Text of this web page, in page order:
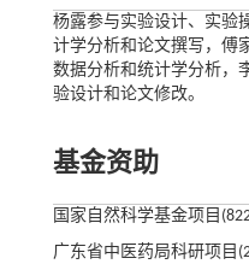
杨露参与实验设计、实验
计学分析和论文撰写，傅
数据分析和统计学分析，
验设计和论文修改。
基金资助
国家自然科学基金项目
广东省中医药局科研项目